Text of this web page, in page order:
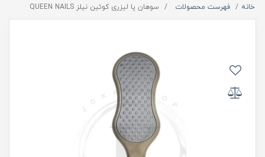
خانه فهرست محصولات سوهان پا لیزری کوئین نیلز QUEEN NAILS